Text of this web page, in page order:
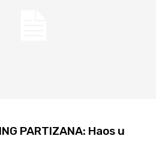
PARTIZANA: Haos u